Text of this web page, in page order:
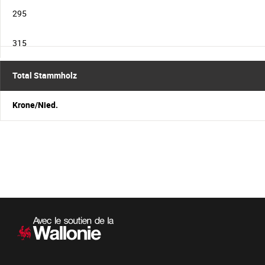
295
315
Total Stammholz
Krone/Nied.
Sekundärnavigation